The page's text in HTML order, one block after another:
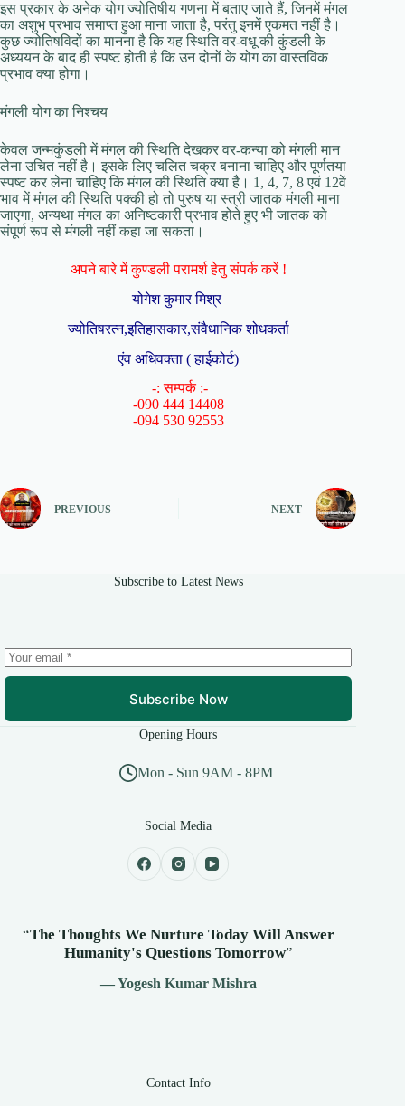
इस प्रकार के अनेक योग ज्योतिषीय गणना में बताए जाते हैं, जिनमें मंगल
का अशुभ प्रभाव समाप्त हुआ माना जाता है, परंतु इनमें एकमत नहीं है।
कुछ ज्योतिषविदों का मानना है कि यह स्थिति वर-वधू की कुंडली के
अध्ययन के बाद ही स्पष्ट होती है कि उन दोनों के योग का वास्तविक
प्रभाव क्या होगा।
मंगली योग का निश्चय
केवल जन्मकुंडली में मंगल की स्थिति देखकर वर-कन्या को मंगली मान
लेना उचित नहीं है। इसके लिए चलित चक्र बनाना चाहिए और पूर्णतया
स्पष्ट कर लेना चाहिए कि मंगल की स्थिति क्या है। 1, 4, 7, 8 एवं 12वें
भाव में मंगल की स्थिति पक्की हो तो पुरुष या स्त्री जातक मंगली माना
जाएगा, अन्यथा मंगल का अनिष्टकारी प्रभाव होते हुए भी जातक को
संपूर्ण रूप से मंगली नहीं कहा जा सकता।
अपने बारे में कुण्डली परामर्श हेतु संपर्क करें !
योगेश कुमार मिश्र
ज्योतिषरत्न,इतिहासकार,संवैधानिक शोधकर्ता
एंव अधिवक्ता ( हाईकोर्ट)
-: सम्पर्क :-
-090 444 14408
-094 530 92553
PREVIOUS NEXT
Subscribe to Latest News
Subscribe Now
Opening Hours
Mon - Sun 9AM - 8PM
Social Media
“The Thoughts We Nurture Today Will Answer
Humanity's Questions Tomorrow”
— Yogesh Kumar Mishra
Contact Info